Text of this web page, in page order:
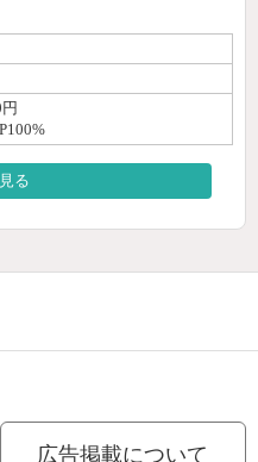
る
広告掲載について